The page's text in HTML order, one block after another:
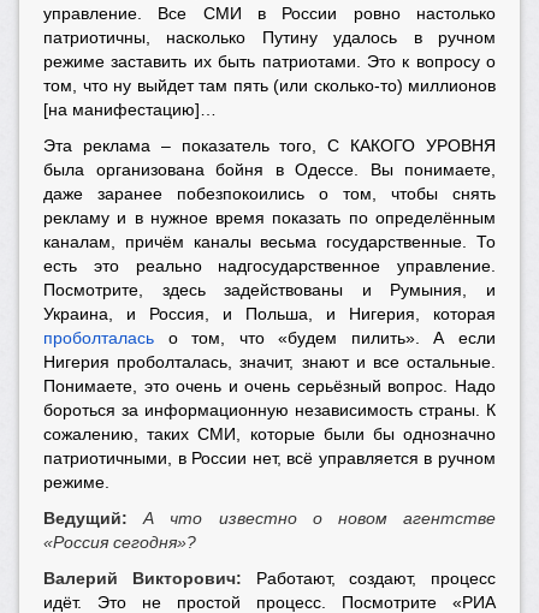
управление. Все СМИ в России ровно настолько
патриотичны, насколько Путину удалось в ручном
режиме заставить их быть патриотами. Это к вопросу о
том, что ну выйдет там пять (или сколько-то) миллионов
[на манифестацию]…
Эта реклама – показатель того, С КАКОГО УРОВНЯ
была организована бойня в Одессе. Вы понимаете,
даже заранее побезпокоились о том, чтобы снять
рекламу и в нужное время показать по определённым
каналам, причём каналы весьма государственные. То
есть это реально надгосударственное управление.
Посмотрите, здесь задействованы и Румыния, и
Украина, и Россия, и Польша, и Нигерия, которая
проболталась о том, что «будем пилить». А если
Нигерия проболталась, значит, знают и все остальные.
Понимаете, это очень и очень серьёзный вопрос. Надо
бороться за информационную независимость страны. К
сожалению, таких СМИ, которые были бы однозначно
патриотичными, в России нет, всё управляется в ручном
режиме.
Ведущий:
А что известно о новом агентстве
«Россия сегодня»?
Валерий Викторович: Работают, создают, процесс
идёт. Это не простой процесс. Посмотрите «РИА